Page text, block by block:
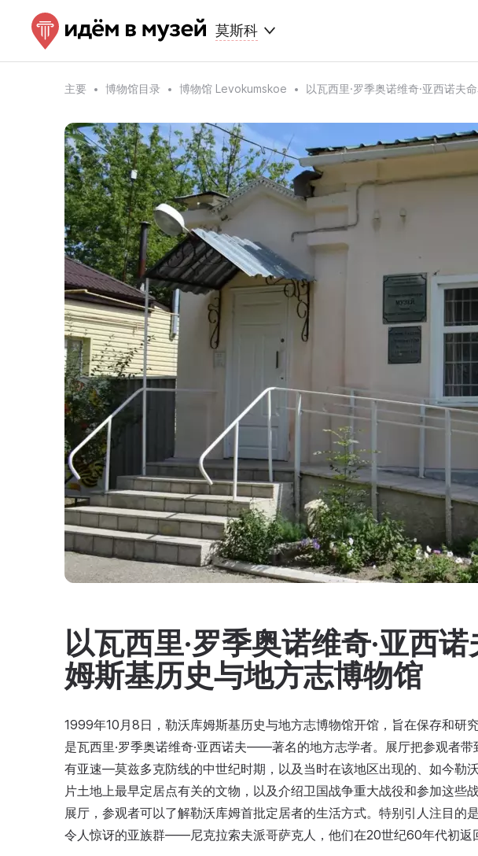
莫斯科
主要 博物馆目录 博物馆 Levokumskoe 以瓦西里·罗季奥诺维奇·亚西诺夫
以瓦西里·罗季奥诺维奇·亚西
姆斯基历史与地方志博物馆
1999年10月8日，勒沃库姆斯基历史与地方志博物馆开馆，旨在保存和研
是瓦西里·罗季奥诺维奇·亚西诺夫——著名的地方志学者。展厅把参观者带
有亚速—莫兹多克防线的中世纪时期，以及当时在该地区出现的、如今勒
片土地上最早定居点有关的文物，以及介绍卫国战争重大战役和参加这些
展厅，参观者可以了解勒沃库姆首批定居者的生活方式。特别引人注目的
令人惊讶的亚族群——尼克拉索夫派哥萨克人，他们在20世纪60年代初返